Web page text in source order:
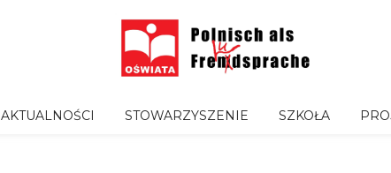
AKTUALNOŚCI STOWARZYSZENIE SZKOŁA